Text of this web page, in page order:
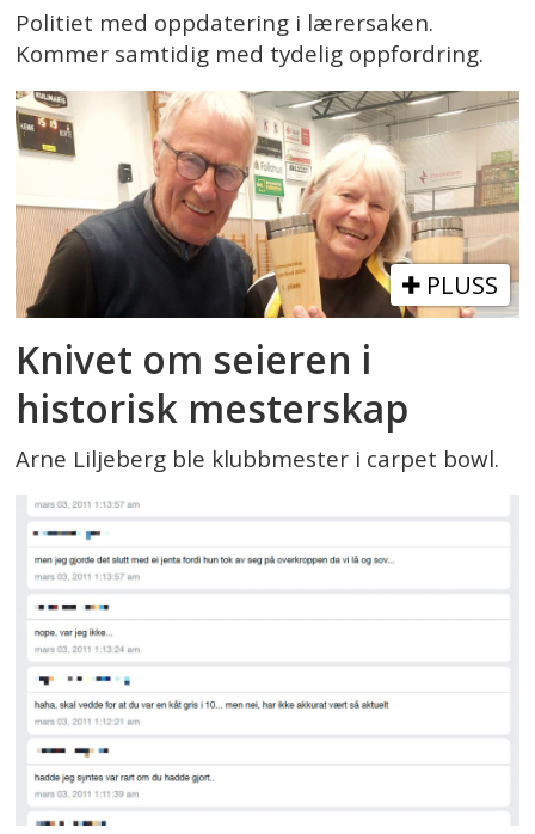
Politiet med oppdatering i lærersaken.
Kommer samtidig med tydelig oppfordring.
PLUSS
Knivet om seieren i
historisk mesterskap
Arne Liljeberg ble klubbmester i carpet bowl.